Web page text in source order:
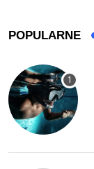
POPULARNE